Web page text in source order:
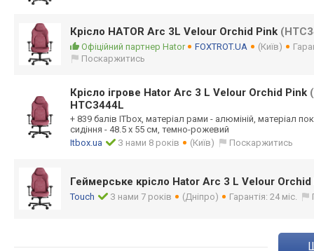
Крісло HATOR Arc 3L Velour Orchid Pink
Офіційний партнер Hator FOXTROT.UA (Київ)
Поскаржитись
Крісло ігрове Hator Arc 3 L Velour Orchid Pink
HTC3444L
+ 839 балів ITbox, матеріал рами - алюміній, матеріал
сидіння - 48.5 х 55 см, темно-рожевий
Itbox.ua
З нами 8 років (Київ) Поскаржитись
Геймерське крісло Hator Arc 3 L Velour Orchid
Touch З нами 7 років (Дніпро) Гарантія: 24 міс.